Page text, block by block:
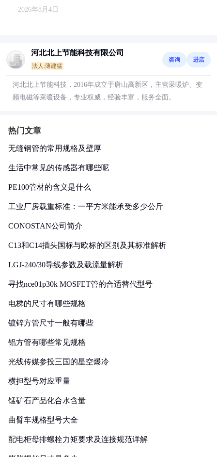
2026年8月4日
河北北上节能科技有限公司
法人:薄建猛
咨询 进店
河北北上节能科技，2016年成立于唐山高新区，主营采暖炉、变
频电磁等采暖设备，专业权威，经验丰富，服务全面。
热门文章
无缝钢管的常用规格及壁厚
生活中常见的传感器有哪些呢
PE100管材的含义是什么
工业厂房载重标准：一平方米能承受多少公斤
CONOSTAN公司简介
C13和C14插头国标与欧标的区别及其标准解析
LGJ-240/30导线参数及载流量解析
寻找nce01p30k MOSFET管的合适替代型号
电梯的尺寸有哪些规格
镀锌方管尺寸一般有哪些
铝方管有哪些常见规格
光线传媒参投三国的星空爆冷
横担型号对应重量
锰矿石产品化合水含量
曲臂车规格型号大全
配电柜母排螺栓力矩要求及连接规范详解